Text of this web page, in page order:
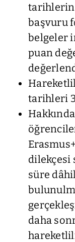
başvuru
belgeler
puan
tarihleri
dilekçesi
süre
daha